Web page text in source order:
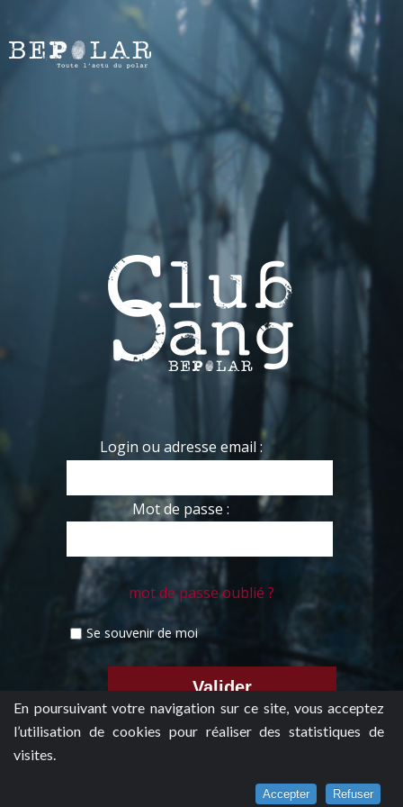
En poursuivant votre navigation sur ce site, vous acceptez
l’utilisation de cookies pour réaliser des statistiques de
visites.
Accepter Refuser
Login ou adresse email :
Mot de passe :
mot de passe oublié ?
Se souvenir de moi